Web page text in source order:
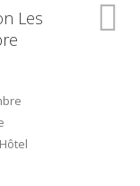
Les